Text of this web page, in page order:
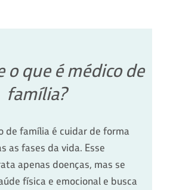
o que é médico de
família?
de família é cuidar de forma
as fases da vida. Esse
apenas doenças, mas se
física e emocional e busca